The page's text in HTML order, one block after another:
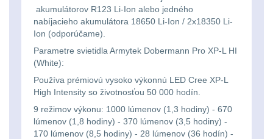
21700
baterie
Svítilny
pro
26650
baterie
Doplňky
batohům
Svietidlá CRI≥901
Laserové značkovače 9
Držiaky a
príslušenstvo34
akumulátorov R123 Li-Ion alebo jedného
nabíjacieho akumulátora 18650 Li-Ion / 2x18350 Li-
Ion (odporúčame).
Parametre svietidla Armytek Dobermann Pro XP-L HI
(White):
Používa prémiovú vysoko výkonnú LED Cree XP-L
High Intensity so životnosťou 50 000 hodín.
9 režimov výkonu: 1000 lúmenov (1,3 hodiny) - 670
lúmenov (1,8 hodiny) - 370 lúmenov (3,5 hodiny) -
170 lúmenov (8,5 hodiny) - 28 lúmenov (36 hodín) -